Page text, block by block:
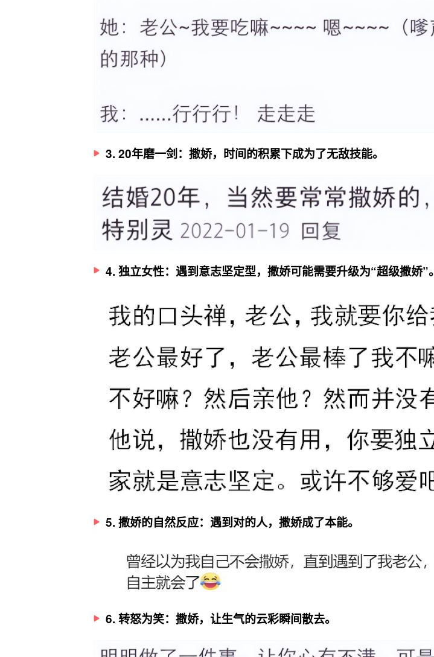
3. 20年磨一剑：撒娇，时间的积累下成为了无敌技能。
4. 独立女性：遇到意志坚定型，撒娇可能需要升级为“超级撒娇”。
5. 撒娇的自然反应：遇到对的人，撒娇成了本能。
6. 转怒为笑：撒娇，让生气的云彩瞬间散去。